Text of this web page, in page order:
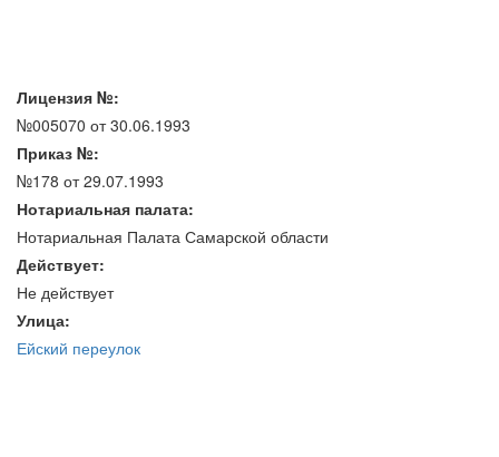
Лицензия №:
№005070 от 30.06.1993
Приказ №:
№178 от 29.07.1993
Нотариальная палата:
Нотариальная Палата Самарской области
Действует:
Не действует
Улица:
Ейский переулок